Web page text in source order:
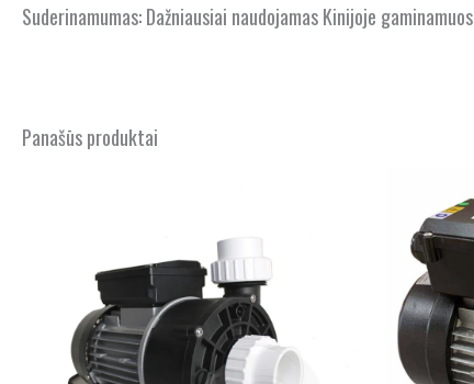
Suderinamumas: Dažniausiai naudojamas Kinijoje
Panašūs produktai